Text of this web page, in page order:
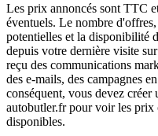
Les prix annoncés sont TTC
éventuels. Le nombre
potentielles et la disponibilité
depuis votre dernière visite
reçu des communications
des e-mails, des campagnes
conséquent, vous devez
autobutler.fr pour voir les prix
disponibles.